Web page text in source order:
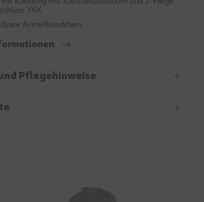
YKK
Ärmelbündchen
Pflegehinweise